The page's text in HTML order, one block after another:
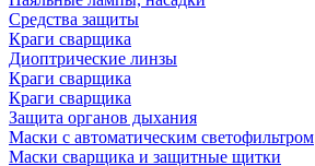
Средства защиты
Краги сварщика
Диоптрические линзы
Краги сварщика
Краги сварщика
Защита органов дыхания
Маски с автоматическим светофильтром
Маски сварщика и защитные щитки